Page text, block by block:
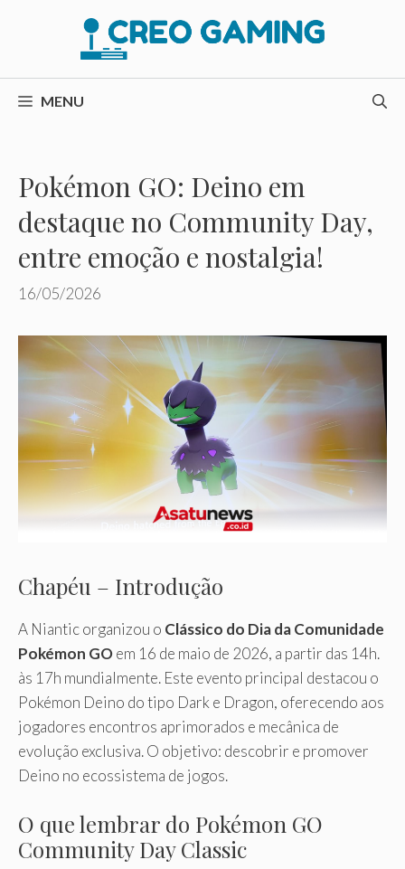
conteúdo
MENU
Pokémon GO: Deino em
destaque no Community Day,
entre emoção e nostalgia!
16/05/2026
Chapéu – Introdução
A Niantic organizou o Clássico do Dia da Comunidade
Pokémon GOem 16 de maio de 2026, a partir das 14h.
às 17h mundialmente. Este evento principal destacou o
Pokémon Deino do tipo Dark e Dragon, oferecendo aos
jogadores encontros aprimorados e mecânica de
evolução exclusiva. O objetivo: descobrir e promover
Deino no ecossistema de jogos.
O que lembrar do Pokémon GO
Community Day Classic